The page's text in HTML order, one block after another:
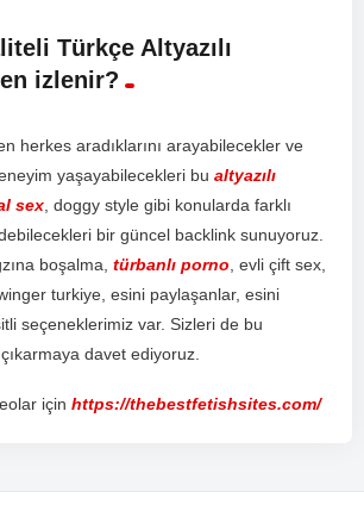
Türkçe Altyazılı
izlenir?
herkes aradıklarını arayabilecekler ve
yim yaşayabilecekleri bu altyazılı
sex doggy style gibi konularda farklı
ebilecekleri bir güncel backlink sunuyoruz
zına boşalma türbanlı porno evli çift sex
inger turkiye esini paylaşanlar, esini
itli seçeneklerimiz var. Sizleri de bu
çıkarmaya davet ediyoruz
için https://thebestfetishsites.com/